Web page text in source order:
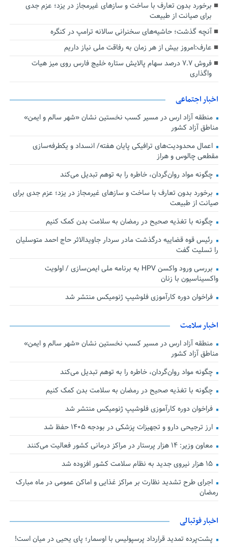
برخورد بدون تعارف با ساخت‌ و سازهای غیرمجاز در یزد؛ عزم جدی
برای صیانت از طبیعت
آنچه گذشت؛ حاشیه‌های سخنرانی سالانه ترامپ در کنگره
عارف:امروز بیش از هر زمان به رفاقت ملی نیاز داریم
فروش ۷.۷ درصد سهام پالایش ستاره خلیج فارس روی میز هیات
واگذاری
اخبار اجتماعی
منطقه آزاد ارس در مسیر کسب نخستین نشان «شهر سالم و ایمن»
مناطق آزاد کشور
اعمال محدودیت‌های ترافیکی پایان هفته/ انسداد و یکطرفه‌سازی
مقطعی چالوس و هراز
چگونه مواد روان‌گردان، خاطره را به توهم تبدیل می‌کند
برخورد بدون تعارف با ساخت‌ و سازهای غیرمجاز در یزد؛ عزم جدی برای
صیانت از طبیعت
چگونه با تغذیه صحیح در رمضان به سلامت بدن کمک کنیم
رئیس قوه قضاییه درگذشت مادر سردار جاویدالاثر حاج احمد متوسلیان
را تسلیت گفت
بررسی ورود واکسن HPV به برنامه ملی ایمن‌سازی / اولویت
واکسیناسیون با زنان
فراخوان دوره کارآموزی فلوشیپ ژنومیکس منتشر شد
اخبار سلامت
منطقه آزاد ارس در مسیر کسب نخستین نشان «شهر سالم و ایمن»
مناطق آزاد کشور
چگونه مواد روان‌گردان، خاطره را به توهم تبدیل می‌کند
چگونه با تغذیه صحیح در رمضان به سلامت بدن کمک کنیم
فراخوان دوره کارآموزی فلوشیپ ژنومیکس منتشر شد
ارز ترجیحی دارو و تجهیزات پزشکی در بودجه ۱۴۰۵ حفظ شد
معاون وزیر: ۱۴ هزار پرستار در مراکز درمانی کشور فعالیت می‌کنند
۱۵ هزار نیروی جدید به نظام سلامت کشور افزوده شد
اجرای طرح تشدید نظارت بر مراکز غذایی و اماکن عمومی در ماه مبارک
رمضان
اخبار فوتبالی
پشت‌پرده تمدید قرارداد پرسپولیس با اوسمار؛ پای یحیی در میان است!